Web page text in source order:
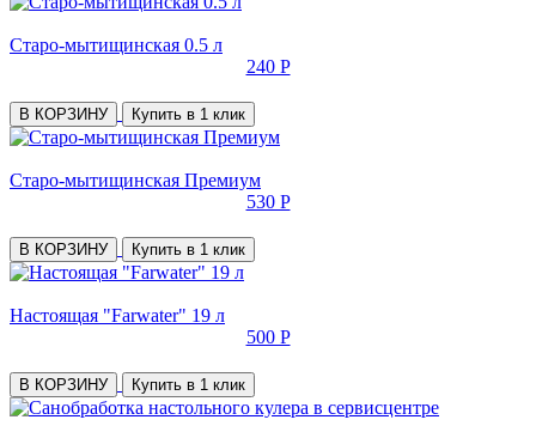
Старо-мытищинская 0.5 л
240 Р
В КОРЗИНУ Купить в 1 клик
Старо-мытищинская Премиум
530 Р
В КОРЗИНУ Купить в 1 клик
Настоящая "Farwater" 19 л
500 Р
В КОРЗИНУ Купить в 1 клик